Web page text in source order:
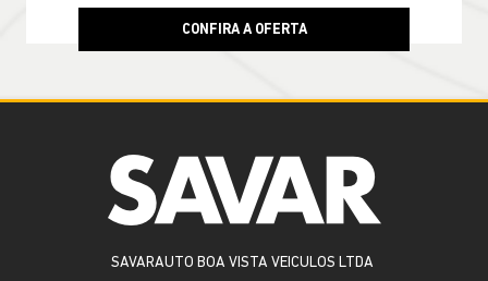
CONFIRA A OFERTA
SAVARAUTO BOA VISTA VEICULOS LTDA